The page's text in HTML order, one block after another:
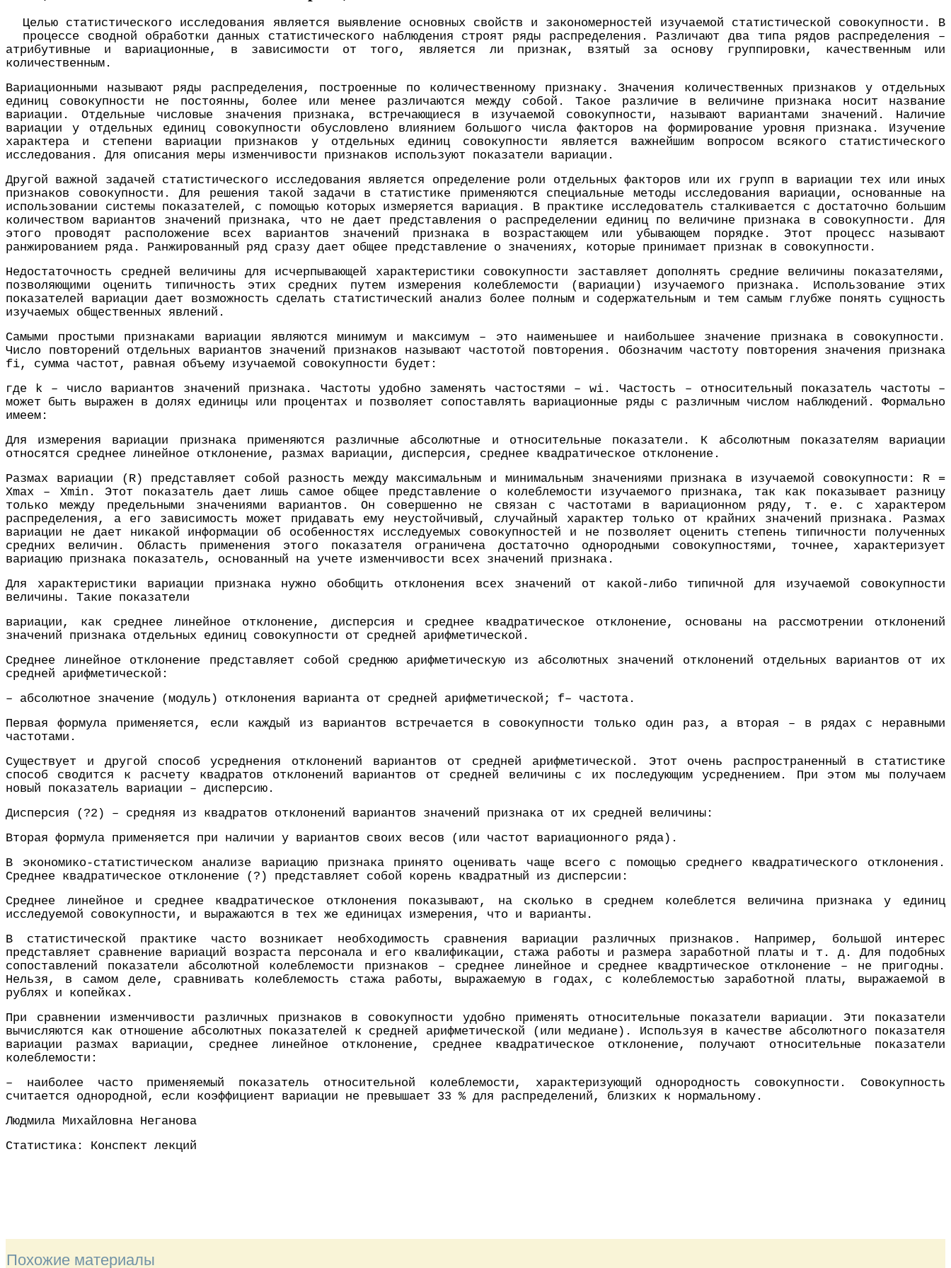
Целью статистического исследования является выявление основных свойств и закономерностей изучаемой статистической совокупности. В
процессе сводной обработки данных статистического наблюдения строят ряды распределения. Различают два типа рядов распределения –
атрибутивные и вариационные, в зависимости от того, является ли признак, взятый за основу группировки, качественным или
количественным.
Вариационными называют ряды распределения, построенные по количественному признаку. Значения количественных признаков у отдельных
единиц совокупности не постоянны, более или менее различаются между собой. Такое различие в величине признака носит название
вариации. Отдельные числовые значения признака, встречающиеся в изучаемой совокупности, называют вариантами значений. Наличие
вариации у отдельных единиц совокупности обусловлено влиянием большого числа факторов на формирование уровня признака. Изучение
характера и степени вариации признаков у отдельных единиц совокупности является важнейшим вопросом всякого статистического
исследования. Для описания меры изменчивости признаков используют показатели вариации.
Другой важной задачей статистического исследования является определение роли отдельных факторов или их групп в вариации тех или иных
признаков совокупности. Для решения такой задачи в статистике применяются специальные методы исследования вариации, основанные на
использовании системы показателей, с помощью которых измеряется вариация. В практике исследователь сталкивается с достаточно большим
количеством вариантов значений признака, что не дает представления о распределении единиц по величине признака в совокупности. Для
этого проводят расположение всех вариантов значений признака в возрастающем или убывающем порядке. Этот процесс называют
ранжированием ряда. Ранжированный ряд сразу дает общее представление о значениях, которые принимает признак в совокупности.
Недостаточность средней величины для исчерпывающей характеристики совокупности заставляет дополнять средние величины показателями,
позволяющими оценить типичность этих средних путем измерения колеблемости (вариации) изучаемого признака. Использование этих
показателей вариации дает возможность сделать статистический анализ более полным и содержательным и тем самым глубже понять сущность
изучаемых общественных явлений.
Самыми простыми признаками вариации являются минимум и максимум – это наименьшее и наибольшее значение признака в совокупности.
Число повторений отдельных вариантов значений признаков называют частотой повторения. Обозначим частоту повторения значения признака
fi, сумма частот, равная объему изучаемой совокупности будет:
где k – число вариантов значений признака. Частоты удобно заменять частостями – wi. Частость – относительный показатель частоты –
может быть выражен в долях единицы или процентах и позволяет сопоставлять вариационные ряды с различным числом наблюдений. Формально
имеем:
Для измерения вариации признака применяются различные абсолютные и относительные показатели. К абсолютным показателям вариации
относятся среднее линейное отклонение, размах вариации, дисперсия, среднее квадратическое отклонение.
Размах вариации (R) представляет собой разность между максимальным и минимальным значениями признака в изучаемой совокупности: R =
Xmax – Xmin. Этот показатель дает лишь самое общее представление о колеблемости изучаемого признака, так как показывает разницу
только между предельными значениями вариантов. Он совершенно не связан с частотами в вариационном ряду, т. е. с характером
распределения, а его зависимость может придавать ему неустойчивый, случайный характер только от крайних значений признака. Размах
вариации не дает никакой информации об особенностях исследуемых совокупностей и не позволяет оценить степень типичности полученных
средних величин. Область применения этого показателя ограничена достаточно однородными совокупностями, точнее, характеризует
вариацию признака показатель, основанный на учете изменчивости всех значений признака.
Для характеристики вариации признака нужно обобщить отклонения всех значений от какой-либо типичной для изучаемой совокупности
величины. Такие показатели
вариации, как среднее линейное отклонение, дисперсия и среднее квадратическое отклонение, основаны на рассмотрении отклонений
значений признака отдельных единиц совокупности от средней арифметической.
Среднее линейное отклонение представляет собой среднюю арифметическую из абсолютных значений отклонений отдельных вариантов от их
средней арифметической:
– абсолютное значение (модуль) отклонения варианта от средней арифметической; f– частота.
Первая формула применяется, если каждый из вариантов встречается в совокупности только один раз, а вторая – в рядах с неравными
частотами.
Существует и другой способ усреднения отклонений вариантов от средней арифметической. Этот очень распространенный в статистике
способ сводится к расчету квадратов отклонений вариантов от средней величины с их последующим усреднением. При этом мы получаем
новый показатель вариации – дисперсию.
Дисперсия (?2) – средняя из квадратов отклонений вариантов значений признака от их средней величины:
Вторая формула применяется при наличии у вариантов своих весов (или частот вариационного ряда).
В экономико-статистическом анализе вариацию признака принято оценивать чаще всего с помощью среднего квадратического отклонения.
Среднее квадратическое отклонение (?) представляет собой корень квадратный из дисперсии:
Среднее линейное и среднее квадратическое отклонения показывают, на сколько в среднем колеблется величина признака у единиц
исследуемой совокупности, и выражаются в тех же единицах измерения, что и варианты.
В статистической практике часто возникает необходимость сравнения вариации различных признаков. Например, большой интерес
представляет сравнение вариаций возраста персонала и его квалификации, стажа работы и размера заработной платы и т. д. Для подобных
сопоставлений показатели абсолютной колеблемости признаков – среднее линейное и среднее квадртическое отклонение – не пригодны.
Нельзя, в самом деле, сравнивать колеблемость стажа работы, выражаемую в годах, с колеблемостью заработной платы, выражаемой в
рублях и копейках.
При сравнении изменчивости различных признаков в совокупности удобно применять относительные показатели вариации. Эти показатели
вычисляются как отношение абсолютных показателей к средней арифметической (или медиане). Используя в качестве абсолютного показателя
вариации размах вариации, среднее линейное отклонение, среднее квадратическое отклонение, получают относительные показатели
колеблемости:
– наиболее часто применяемый показатель относительной колеблемости, характеризующий однородность совокупности. Совокупность
считается однородной, если коэффициент вариации не превышает 33 % для распределений, близких к нормальному.
Людмила Михайловна Неганова
Статистика: Конспект лекций
Похожие материалы